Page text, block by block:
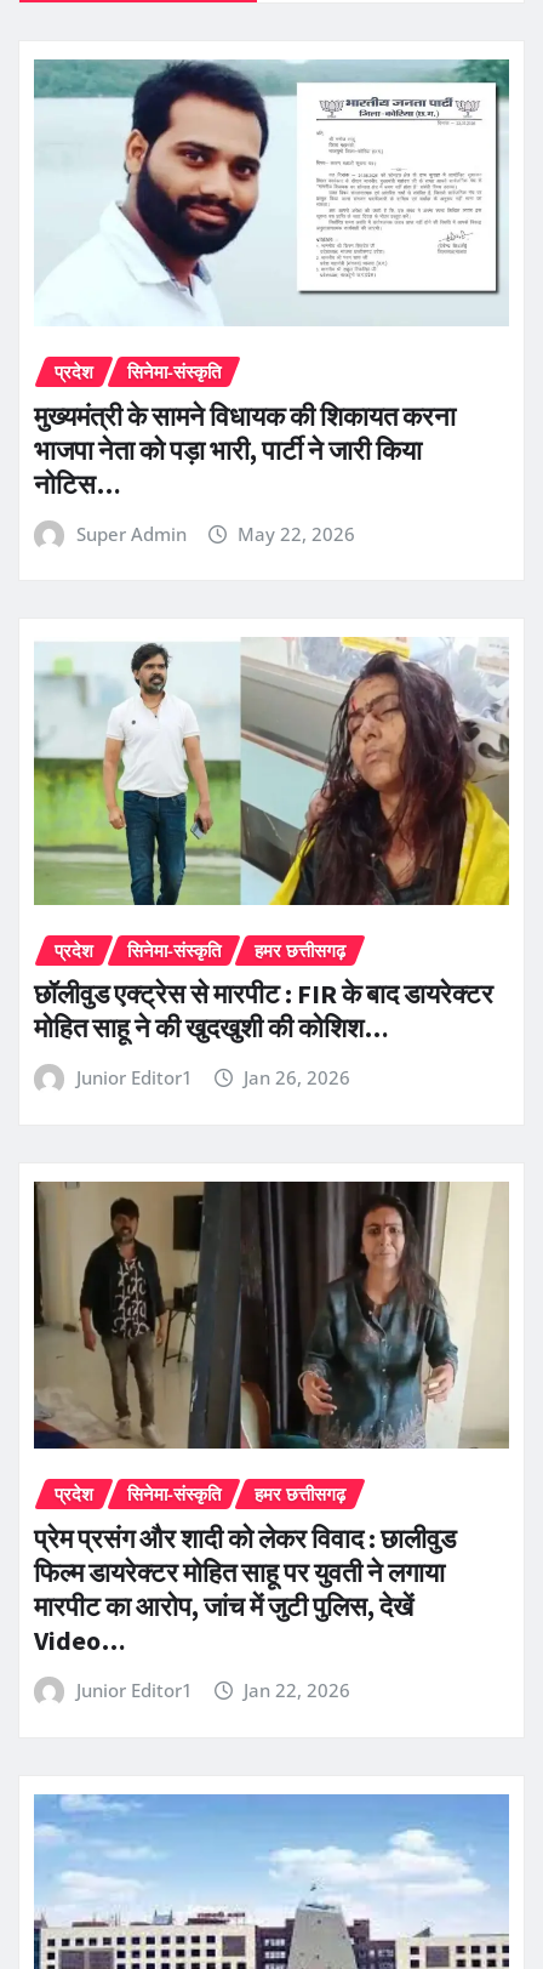
प्रदेश सिनेमा-संस्कृति
मुख्यमंत्री के सामने विधायक की शिकायत करना
भाजपा नेता को पड़ा भारी, पार्टी ने जारी किया
नोटिस…
Super Admin May 22, 2026
प्रदेश सिनेमा-संस्कृति हमर छत्तीसगढ़
छॉलीवुड एक्ट्रेस से मारपीट : FIR के बाद डायरेक्टर
मोहित साहू ने की खुदखुशी की कोशिश…
Junior Editor1 Jan 26, 2026
प्रदेश सिनेमा-संस्कृति हमर छत्तीसगढ़
प्रेम प्रसंग और शादी को लेकर विवाद : छालीवुड
फिल्म डायरेक्टर मोहित साहू पर युवती ने लगाया
मारपीट का आरोप, जांच में जुटी पुलिस, देखें
Video…
Junior Editor1 Jan 22, 2026